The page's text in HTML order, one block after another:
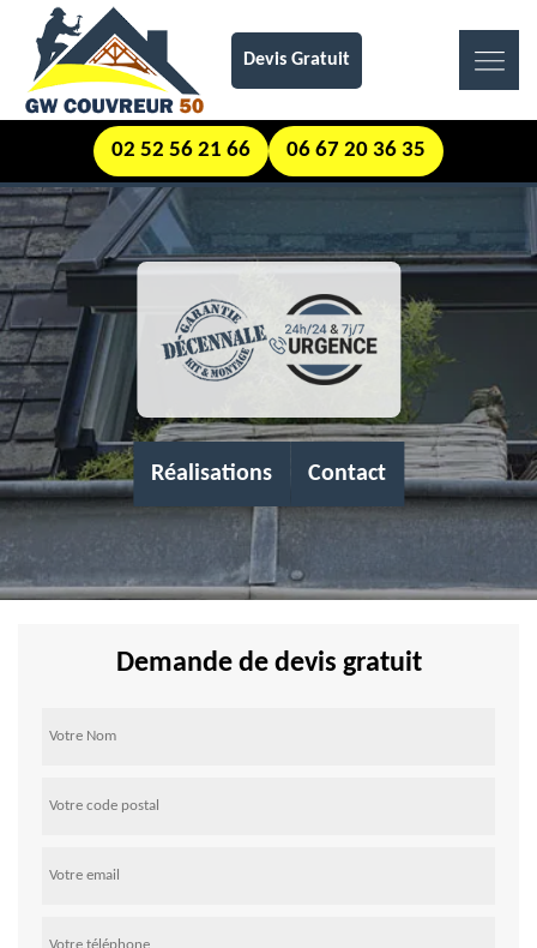
Devis Gratuit
02 52 56 21 66 06 67 20 36 35
Réalisations Contact
Demande de devis gratuit